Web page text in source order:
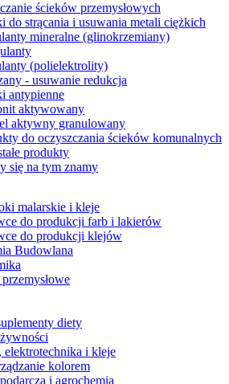
ścieków przemysłowych
do strącania i usuwania metali ciężkich
mineralne (glinokrzemiany)
(polielektrolity)
- usuwanie redukcja
antypienne
aktywowany
aktywny granulowany
do oczyszczania ścieków komunalnych
produkty
się na tym znamy
malarskie i kleje
do produkcji farb i lakierów
do produkcji klejów
Budowlana
diety
elektrotechnika i kleje
kolorem
i agrochemia